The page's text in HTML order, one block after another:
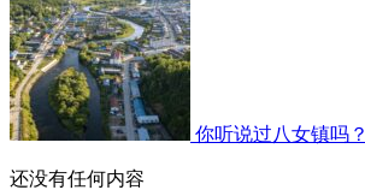
你听说过八女镇吗？
还没有任何内容